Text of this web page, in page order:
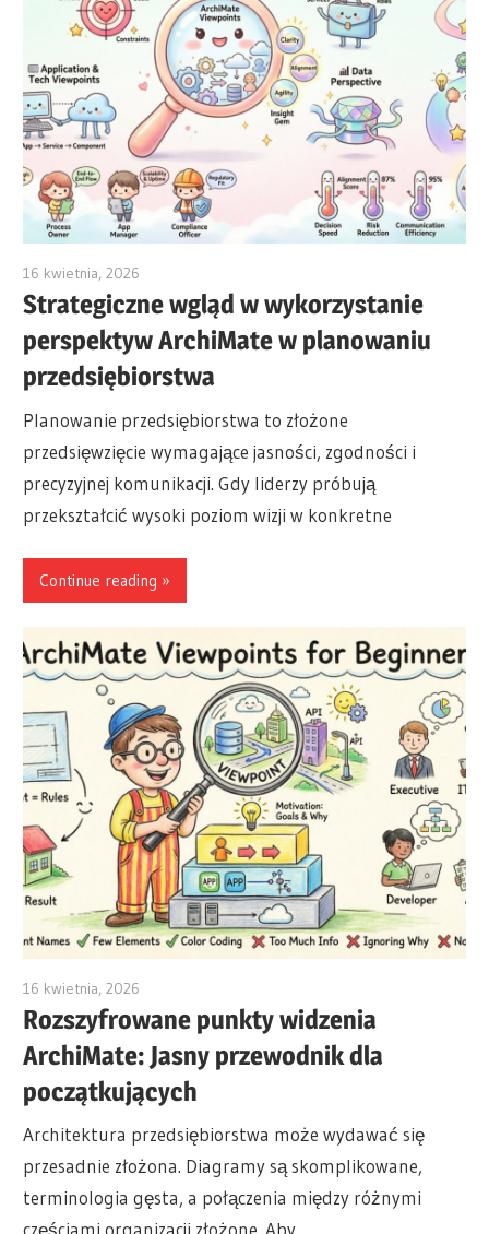
16 kwietnia, 2026
Strategiczne wgląd w wykorzystanie
perspektyw ArchiMate w planowaniu
przedsiębiorstwa
Planowanie przedsiębiorstwa to złożone
przedsięwzięcie wymagające jasności, zgodności i
precyzyjnej komunikacji. Gdy liderzy próbują
przekształcić wysoki poziom wizji w konkretne
Continue reading
16 kwietnia, 2026
Rozszyfrowane punkty widzenia
ArchiMate: Jasny przewodnik dla
początkujących
Architektura przedsiębiorstwa może wydawać się
przesadnie złożona. Diagramy są skomplikowane,
terminologia gęsta, a połączenia między różnymi
częściami organizacji złożone. Aby